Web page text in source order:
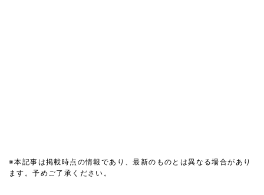
※本記事は掲載時点の情報であり、最新のものとは異なる場合があり
ます。予めご了承ください。